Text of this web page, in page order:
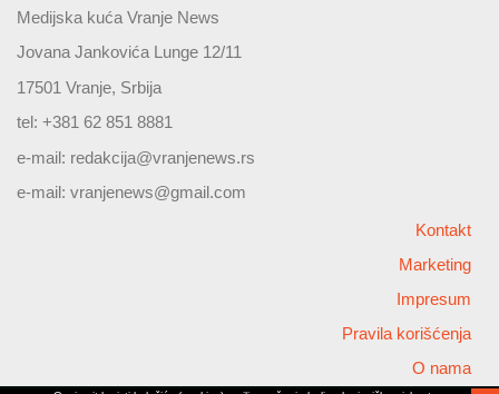
Medijska kuća Vranje News
Jovana Jankovića Lunge 12/11
17501 Vranje, Srbija
tel: +381 62 851 8881
e-mail: redakcija@vranjenews.rs
e-mail: vranjenews@gmail.com
Kontakt
Marketing
Impresum
Pravila korišćenja
O nama